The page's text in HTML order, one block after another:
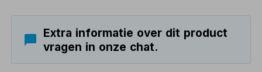
Extra informatie over dit product
vragen in onze chat.